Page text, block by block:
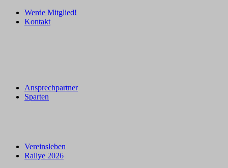
Werde Mitglied!
Kontakt
Ansprechpartner
Sparten
Vereinsleben
Rallye 2026